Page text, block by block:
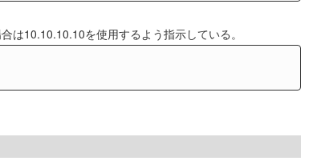
は10.10.10.10を使用するよう指示している。